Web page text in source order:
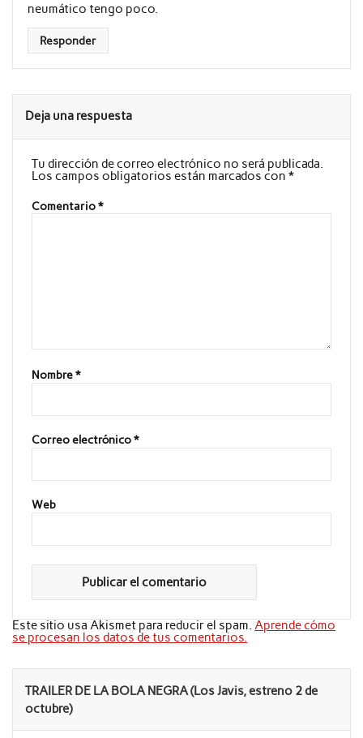
neumático tengo poco.
Responder
Deja una respuesta
Tu dirección de correo electrónico no será publicada.
Los campos obligatorios están marcados con *
Comentario*
Nombre*
Correo electrónico*
Web
Este sitio usa Akismet para reducir el spam.Aprende cómo
se procesan los datos de tus comentarios.
TRAILER DE LA BOLA NEGRA (Los Javis, estreno 2 de
octubre)